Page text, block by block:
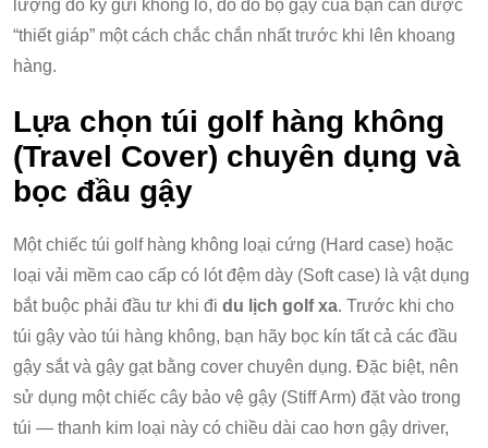
lượng đồ ký gửi khổng lồ, do đó bộ gậy của bạn cần được
“thiết giáp” một cách chắc chắn nhất trước khi lên khoang
hàng.
Lựa chọn túi golf hàng không
(Travel Cover) chuyên dụng và
bọc đầu gậy
Một chiếc túi golf hàng không loại cứng (Hard case) hoặc
loại vải mềm cao cấp có lót đệm dày (Soft case) là vật dụng
bắt buộc phải đầu tư khi đi du lịch golf xa. Trước khi cho
túi gậy vào túi hàng không, bạn hãy bọc kín tất cả các đầu
gậy sắt và gậy gạt bằng cover chuyên dụng. Đặc biệt, nên
sử dụng một chiếc cây bảo vệ gậy (Stiff Arm) đặt vào trong
túi — thanh kim loại này có chiều dài cao hơn gậy driver,